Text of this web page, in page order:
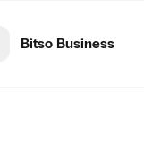
Bitso Business